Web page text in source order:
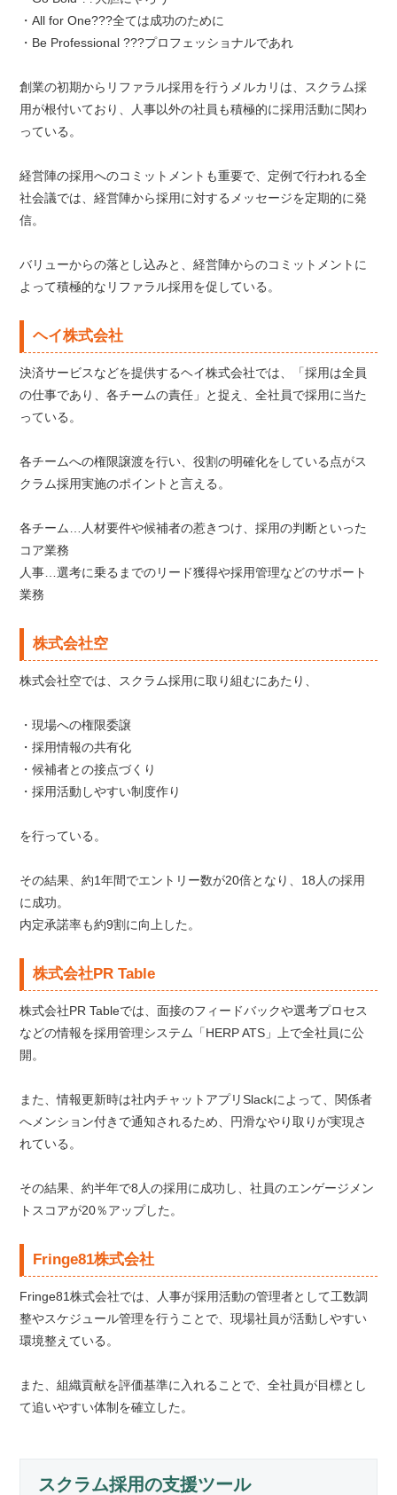
・All for One???全ては成功のために
・Be Professional ???プロフェッショナルであれ
創業の初期からリファラル採用を行うメルカリは、スクラム採
用が根付いており、人事以外の社員も積極的に採用活動に関わ
っている。
経営陣の採用へのコミットメントも重要で、定例で行われる全
社会議では、経営陣から採用に対するメッセージを定期的に発
信。
バリューからの落とし込みと、経営陣からのコミットメントに
よって積極的なリファラル採用を促している。
ヘイ株式会社
決済サービスなどを提供するヘイ株式会社では、「採用は全員
の仕事であり、各チームの責任」と捉え、全社員で採用に当た
っている。
各チームへの権限譲渡を行い、役割の明確化をしている点がス
クラム採用実施のポイントと言える。
各チーム…人材要件や候補者の惹きつけ、採用の判断といった
コア業務
人事…選考に乗るまでのリード獲得や採用管理などのサポート
業務
株式会社空
株式会社空では、スクラム採用に取り組むにあたり、
・現場への権限委譲
・採用情報の共有化
・候補者との接点づくり
・採用活動しやすい制度作り
を行っている。
その結果、約1年間でエントリー数が20倍となり、18人の採用
に成功。
内定承諾率も約9割に向上した。
株式会社PR Table
株式会社PR Tableでは、面接のフィードバックや選考プロセス
などの情報を採用管理システム「HERP ATS」上で全社員に公
開。
また、情報更新時は社内チャットアプリSlackによって、関係者
へメンション付きで通知されるため、円滑なやり取りが実現さ
れている。
その結果、約半年で8人の採用に成功し、社員のエンゲージメン
トスコアが20％アップした。
Fringe81株式会社
Fringe81株式会社では、人事が採用活動の管理者として工数調
整やスケジュール管理を行うことで、現場社員が活動しやすい
環境整えている。
また、組織貢献を評価基準に入れることで、全社員が目標とし
て追いやすい体制を確立した。
スクラム採用の支援ツール